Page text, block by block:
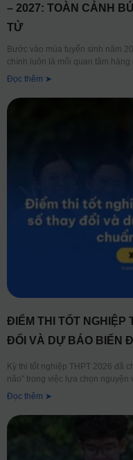
– 2027: TOÀN CẢNH
TỬ
Bước vào mùa tuyển sinh năm
chính luôn là mối quan tâm hàng
Đọc thêm ➤
ĐIỂM THI TỐT NGHIỆP
ĐỔI VÀ DỰ BÁO BIẾN
Kỳ thi tốt nghiệp THPT 2026 đã
não” trong việc lựa chọn
Đọc thêm ➤